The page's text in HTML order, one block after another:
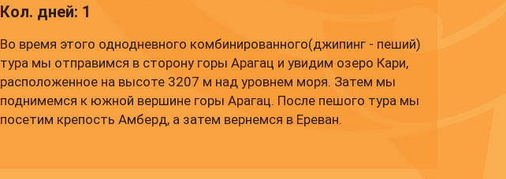
Кол. дней: 1
Во время этого однодневного комбинированного(джипинг - пеший)
тура мы отправимся в сторону горы Арагац и увидим озеро Кари,
расположенное на высоте 3207 м над уровнем моря. Затем мы
поднимемся к южной вершине горы Арагац. После пешого тура мы
посетим крепость Амберд, а затем вернемся в Ереван.